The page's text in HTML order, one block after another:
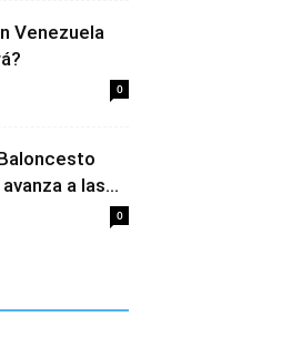
Venezuela
0
a las...
0